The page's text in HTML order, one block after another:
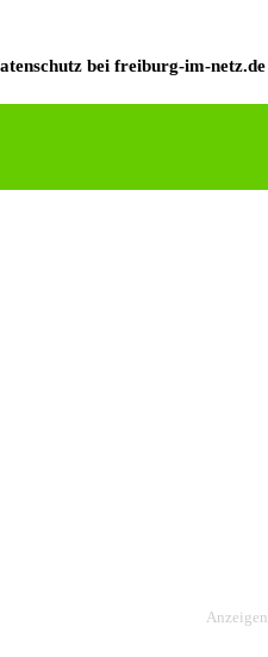
bei freiburg‑im‑netz.de
Anzeigen